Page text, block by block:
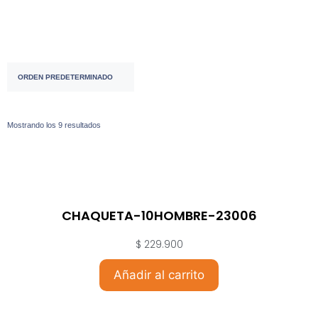
Mostrando los 9 resultados
CHAQUETA-10HOMBRE-23006
$ 229.900
Añadir al carrito